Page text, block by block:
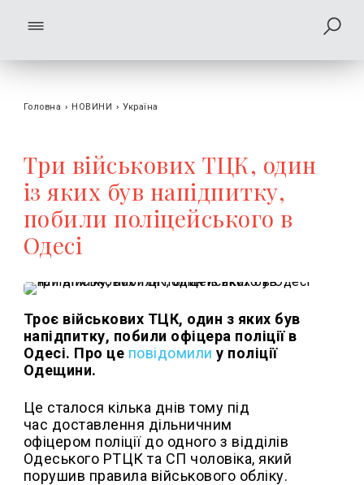
Головна › НОВИНИ › Україна
Три військових ТЦК, один
із яких був напідпитку,
побили поліцейського в
Одесі
Троє військових ТЦК, один з яких був
напідпитку, побили офіцера поліції в
Одесі. Про це повідомили у поліції
Одещини.
Це сталося кілька днів тому під
час доставлення дільничним
офіцером поліції до одного з відділів
Одеського РТЦК та СП чоловіка, який
порушив правила військового обліку.